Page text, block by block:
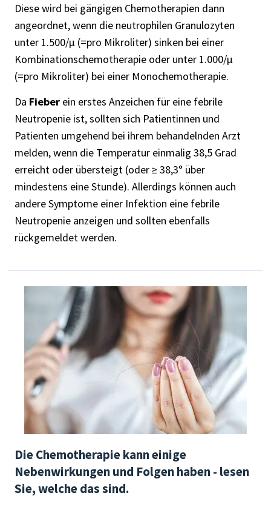
Diese wird bei gängigen Chemotherapien dann
angeordnet, wenn die neutrophilen Granulozyten
unter 1.500/μ (=pro Mikroliter) sinken bei einer
Kombinationschemotherapie oder unter 1.000/μ
(=pro Mikroliter) bei einer Monochemotherapie.
Da Fieber ein erstes Anzeichen für eine febrile
Neutropenie ist, sollten sich Patientinnen und
Patienten umgehend bei ihrem behandelnden Arzt
melden, wenn die Temperatur einmalig 38,5 Grad
erreicht oder übersteigt (oder ≥ 38,3° über
mindestens eine Stunde). Allerdings können auch
andere Symptome einer Infektion eine febrile
Neutropenie anzeigen und sollten ebenfalls
rückgemeldet werden.
Die Chemotherapie kann einige
Nebenwirkungen und Folgen haben - lesen
Sie, welche das sind.